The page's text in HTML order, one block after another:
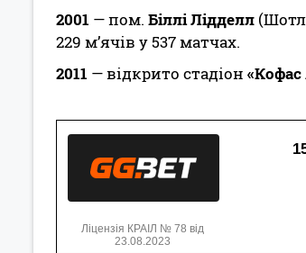
2001 — пом. Біллі Лідделл
229 м’ячів у 537 матчах.
2011 — відкрито стадіон «Кофас
Ліцензія КРАІЛ № 78 від
23.08.2023